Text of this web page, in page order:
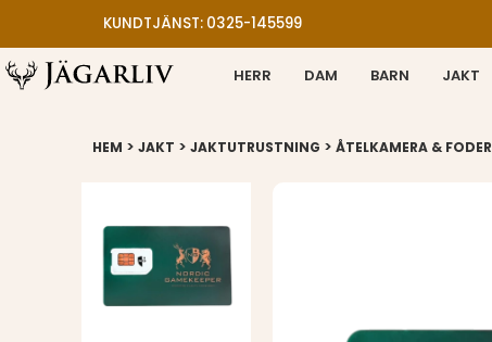
KUNDTJÄNST: 0325-145599
HERR DAM BARN JAKT
HEM > JAKT > JAKTUTRUSTNING > ÅTELKAMERA & FODER